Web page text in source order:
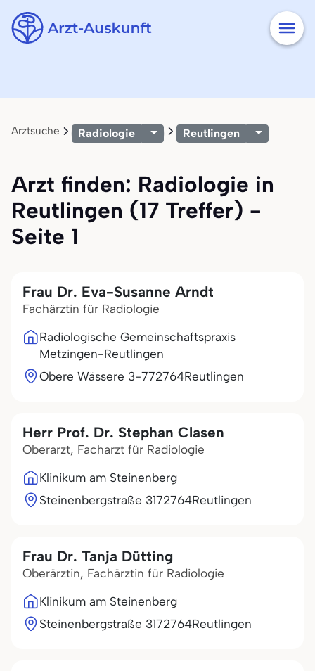
Arztsuche Radiologie Reutlingen
Arzt finden: Radiologie in
Reutlingen (17 Treffer) -
Seite 1
Frau Dr. Eva-Susanne Arndt
Fachärztin für Radiologie
Radiologische Gemeinschaftspraxis
Metzingen-Reutlingen
Obere Wässere 3-772764Reutlingen
Herr Prof. Dr. Stephan Clasen
Oberarzt, Facharzt für Radiologie
Klinikum am Steinenberg
Steinenbergstraße 3172764Reutlingen
Frau Dr. Tanja Dütting
Oberärztin, Fachärztin für Radiologie
Klinikum am Steinenberg
Steinenbergstraße 3172764Reutlingen